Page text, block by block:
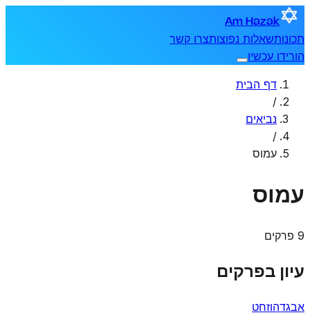
Am Hazak
תכונותשאלות נפוצותצרו קשר
הורידו עכשיו
דף הבית
/
נביאים
/
עמוס
עמוס
9 פרקים
עיון בפרקים
אבגדהוזחט